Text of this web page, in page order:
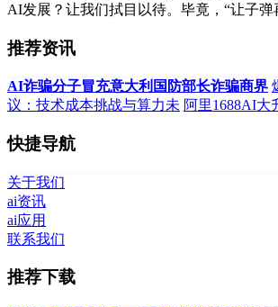
AI发展？让我们拭目以待。毕竟，“让子弹
推荐资讯
AI诈骗分子冒充意大利国防部长诈骗商界
议：技术成本挑战与算力未 阿里1688AI大
快捷导航
关于我们
ai资讯
ai应用
联系我们
推荐下载